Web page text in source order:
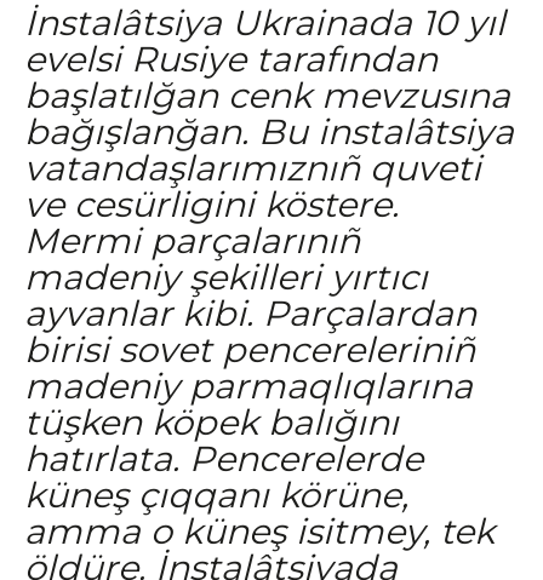
İnstalâtsiya Ukrainada 10 yıl
evelsi Rusiye tarafından
başlatılğan cenk mevzusına
bağışlanğan. Bu instalâtsiya
vatandaşlarımıznıñ quveti
ve cesürligini köstere.
Mermi parçalarınıñ
madeniy şekilleri yırtıcı
ayvanlar kibi. Parçalardan
birisi sovet pencereleriniñ
madeniy parmaqlıqlarına
tüşken köpek balığını
hatırlata. Pencerelerde
küneş çıqqanı körüne,
amma o küneş isitmey, tek
öldüre. İnstalâtsiyada